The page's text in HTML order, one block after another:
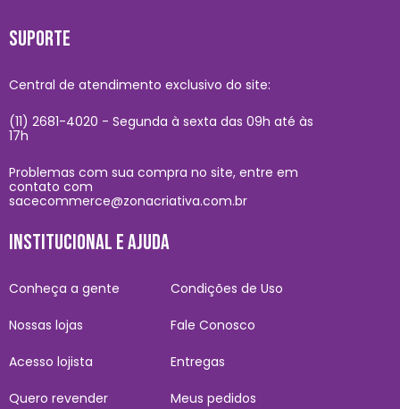
SUPORTE
Central de atendimento exclusivo do site:
(11) 2681-4020 - Segunda à sexta das 09h até às
17h
Problemas com sua compra no site, entre em
contato com
sacecommerce@zonacriativa.com.br
INSTITUCIONAL E AJUDA
Conheça a gente
Nossas lojas
Acesso lojista
Quero revender
Condições de Uso
Fale Conosco
Entregas
Meus pedidos